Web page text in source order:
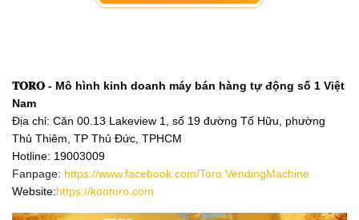
𝐓𝐎𝐑𝐎 - Mô hình kinh doanh máy bán hàng tự động số 1 Việt
Nam
Địa chỉ: Căn 00.13 Lakeview 1, số 19 đường Tố Hữu, phường
Thủ Thiêm, TP Thủ Đức, TPHCM
Hotline: 19003009
Fanpage: https://www.facebook.com/Toro.VendingMachine
Website:https://kootoro.com